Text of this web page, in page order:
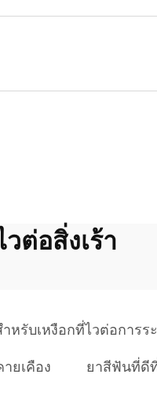
ต่อสิ่งเร้า
หรับเหงือกที่ไวต่อการร
ยเคือง ยาสีฟันที่ดี